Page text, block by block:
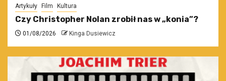
Artykuły Film Kultura
Czy Christopher Nolan zrobił nas w „konia”?
01/08/2026 Kinga Dusiewicz